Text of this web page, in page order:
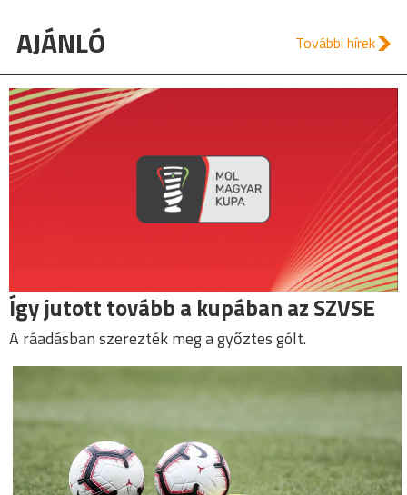
AJÁNLÓ További hírek
Így jutott tovább a kupában az SZVSE
A ráadásban szerezték meg a győztes gólt.